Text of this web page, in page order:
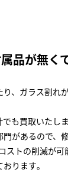
品が無く
、ガラス割れ
も買取いたし
があるので、
ストの削減が可
ります｡